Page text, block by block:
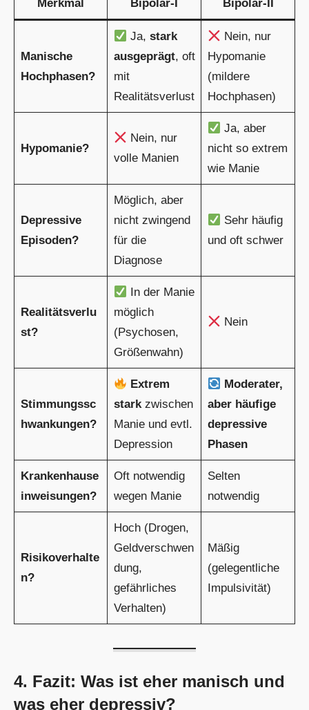
Merkmal Bipolar-I Bipolar-II
Manische
Hochphasen?
Ja, stark
ausgeprägt, oft
mit
Realitätsverlust
Nein, nur
Hypomanie
(mildere
Hochphasen)
Hypomanie?
Nein, nur
volle Manien
Ja, aber
nicht so extrem
wie Manie
Depressive
Episoden?
Möglich, aber
nicht zwingend
für die
Diagnose
Sehr häufig
und oft schwer
Realitätsverlu
st?
In der Manie
möglich
(Psychosen,
Größenwahn)
Nein
Stimmungssc
hwankungen?
Extrem
starkzwischen
Manie und evtl.
Depression
Moderater,
aber häufige
depressive
Phasen
Krankenhause
inweisungen?
Oft notwendig
wegen Manie
Selten
notwendig
Risikoverhalte
n?
Hoch (Drogen,
Geldverschwen
dung,
gefährliches
Verhalten)
Mäßig
(gelegentliche
Impulsivität)
4. Fazit: Was ist eher manisch und
was eher depressiv?